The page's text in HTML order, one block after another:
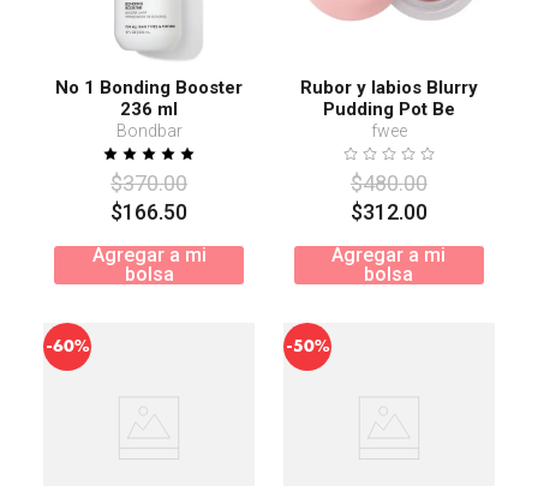
No 1 Bonding Booster
236 ml
Bondbar
$370.00
$166.50
Agregar a mi
bolsa
Rubor y labios Blurry
Pudding Pot Be
fwee
$480.00
$312.00
Agregar a mi
bolsa
-60% -50%